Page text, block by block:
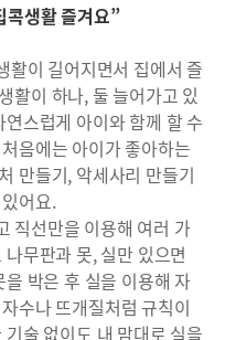
콕생활 즐겨요”
활이 길어지면서 집에서 즐
활이 하나, 둘 늘어가고 있
스럽게 아이와 함께 할 수
음에는 아이가 좋아하는
만들기, 악세사리 만들기
어요.
직선만을 이용해 여러 가
무판과 못, 실만 있으면
박은 후 실을 이용해 자
수나 뜨개질처럼 규칙이
술 없이도 내 맘대로 실을